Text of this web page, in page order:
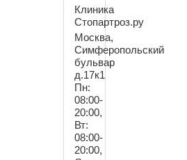
заполнить форму онлайн
Клиника
Стопартроз.ру
Москва,
Симферопольский
бульвар
д.17к1
Пн:
08:00-
20:00,
Вт:
08:00-
20:00,